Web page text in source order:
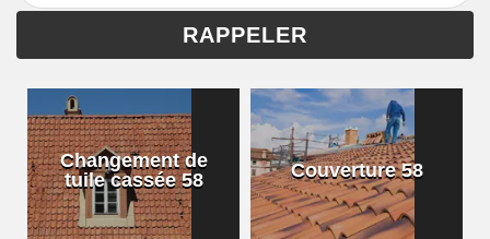
Changement de
tuile cassée 58
Couverture 58